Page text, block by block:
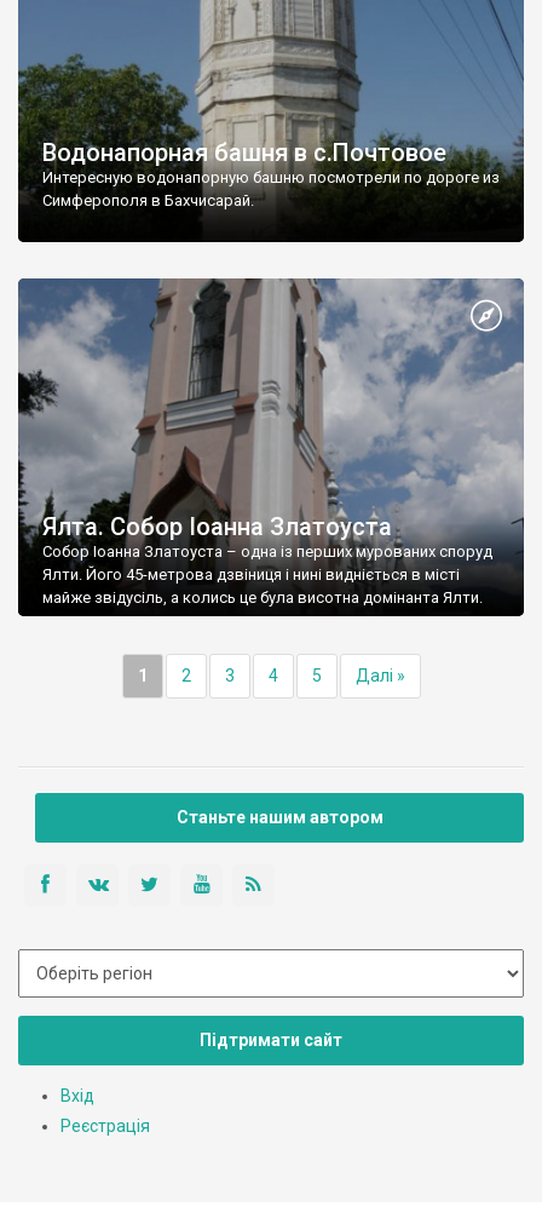
Водонапорная башня в с.Почтовое
Интересную водонапорную башню посмотрели по дороге из
Симферополя в Бахчисарай.
Ялта. Собор Іоанна Златоуста
Собор Іоанна Златоуста – одна із перших мурованих споруд
Ялти. Його 45-метрова дзвіниця і нині видніється в місті
майже звідусіль, а колись це була висотна домінанта Ялти.
1 2 3 4 5 Далі »
Станьте нашим автором
Підтримати сайт
Вхід
Реєстрація